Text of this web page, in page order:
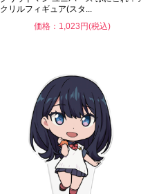
クリルフィギュア(スタ...
価格：1,023円(税込)